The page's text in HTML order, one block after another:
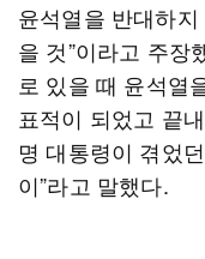
윤석열을 반대하
을 것”이라고 주장
로 있을 때 윤석열
표적이 되었고 끝
명 대통령이 겪었
이”라고 말했다.